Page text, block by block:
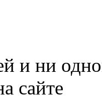
и ни
сайте